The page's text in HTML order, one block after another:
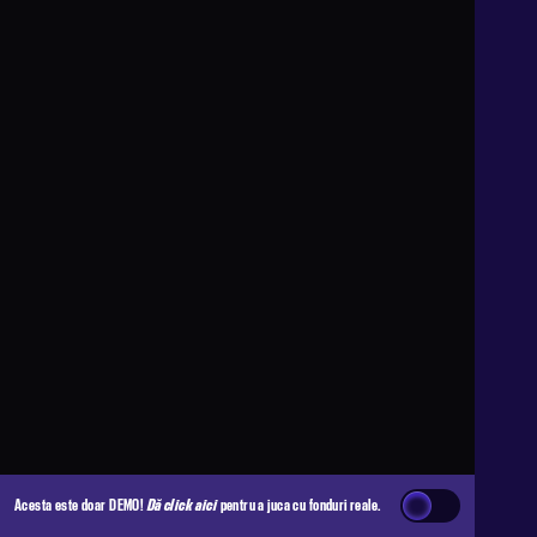
Acesta este doar DEMO!Dă click aicipentru a juca cu fonduri reale.